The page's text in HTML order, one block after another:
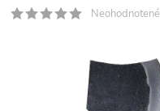
Neohodnotené